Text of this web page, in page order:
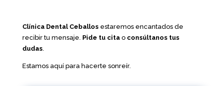
Clínica Dental Ceballosestaremos encantados de
recibir tu mensaje. Pide tu citao consúltanos tus
dudas.
Estamos aquí para hacerte sonreír.